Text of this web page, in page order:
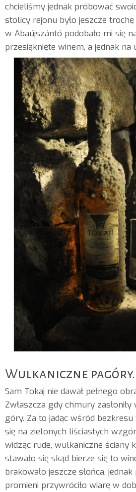
chcieliśmy jednak próbować
stolicy rejonu było jeszcze
w Abaújszántó podobało mi się
przesiąknięte winem, a jednak na
Wulkaniczne pagóry.
Sam Tokaj nie dawał pełnego
Zwłaszcza gdy chmury zasłoniły
góry. Za to jadąc wśród bezkresu
się na zielonych liściastych
widząc rude, wulkaniczne ściany
stawało się skąd bierze się to
brakowało jeszcze słońca,
promieni przywróciło wiarę w